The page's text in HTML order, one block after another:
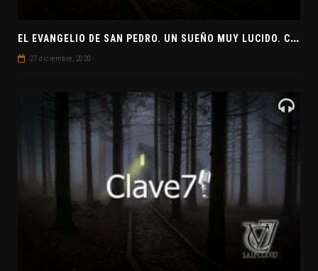
E
L EVANGELIO DE SAN PEDRO. UN SUEÑO MUY LUCIDO. CLAVE7 NEWS ¿PREPARADOS PARA UNA VISITA EXTRATERRESTRE?
27 diciembre, 2020